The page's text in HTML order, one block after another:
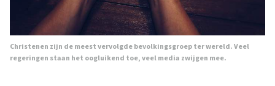
Christenen zijn de meest vervolgde bevolkingsgroep ter wereld. Veel
regeringen staan het oogluikend toe, veel media zwijgen mee.